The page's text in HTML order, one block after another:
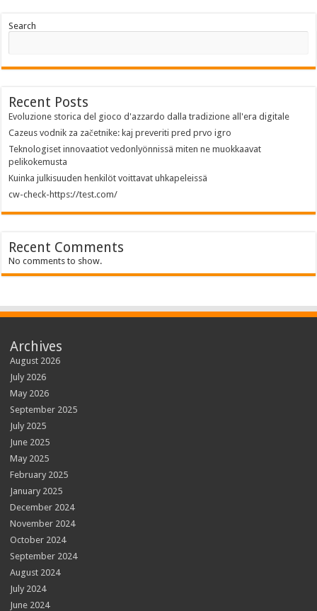
Search
Recent Posts
Evoluzione storica del gioco d'azzardo dalla tradizione all'era digitale
Cazeus vodnik za začetnike: kaj preveriti pred prvo igro
Teknologiset innovaatiot vedonlyönnissä miten ne muokkaavat
pelikokemusta
Kuinka julkisuuden henkilöt voittavat uhkapeleissä
cw-check-https://test.com/
Recent Comments
No comments to show.
Archives
August 2026
July 2026
May 2026
September 2025
July 2025
June 2025
May 2025
February 2025
January 2025
December 2024
November 2024
October 2024
September 2024
August 2024
July 2024
June 2024